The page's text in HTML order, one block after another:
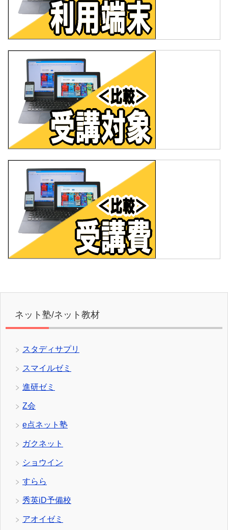
ネット塾/ネット教材
スタディサプリ
スマイルゼミ
進研ゼミ
Z会
e点ネット塾
ガクネット
ショウイン
すらら
秀英iD予備校
アオイゼミ